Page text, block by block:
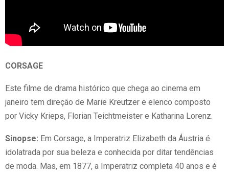
CORSAGE
Este filme de drama histórico que chega ao cinema em
janeiro tem direção de Marie Kreutzer e elenco composto
por Vicky Krieps, Florian Teichtmeister e Katharina Lorenz.
Sinopse: Em Corsage, a Imperatriz Elizabeth da Áustria é
idolatrada por sua beleza e conhecida por ditar tendências
de moda. Mas, em 1877, a Imperatriz completa 40 anos e é